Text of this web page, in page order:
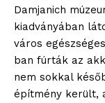
Damjanich
kiadványában
város
ban fúrták az
nem sokkal
építmény került,